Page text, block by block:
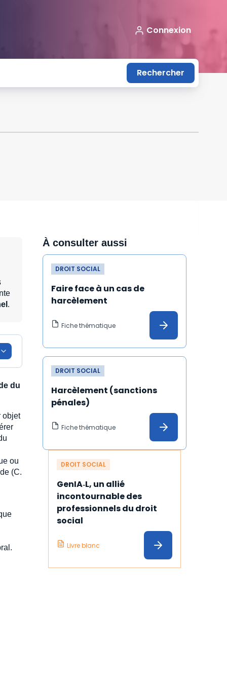
Connexion
Rechercher
.
du
objet
ou
(C.
À consulter aussi
DROIT SOCIAL
Faire face à un cas de
harcèlement
Fiche thématique
DROIT SOCIAL
Harcèlement (sanctions
pénales)
Fiche thématique
DROIT SOCIAL
GenIA‑L, un allié
incontournable des
professionnels du droit
social
Livre blanc